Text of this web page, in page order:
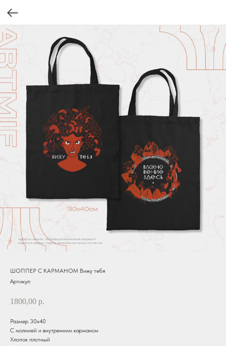
ШОППЕР С КАРМАНОМ Вижу тебя
Артикул:
1800,00 р.
Размер 30х40
С молнией и внутренним карманом
Хлопок плотный